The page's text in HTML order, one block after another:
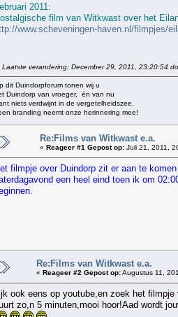
2011:
film van Witkwast over het
www.scheveningen-haven.nl/filmpjes/
Laatste verandering: December 29, 2011, 23:20:54
dit Duindorpforum tonen wij u
Duindorp van vroeger, én van nu
niets verdwijnt in de vergetelheidszee,
branding neemt onze herinnering mee!
Re:Films van Witkwast e.a.
« Reageer #1 Gepost op: Juli 21, 2011,
filmpje over Duindorp zit er aan te
een heel eind toen ik om
Re:Films van Witkwast e.a.
« Reageer #2 Gepost op:Augustus 11,
ook eens op youtube,en zoek het
zo,n 5 minuten,mooi hoor!Aad wordt